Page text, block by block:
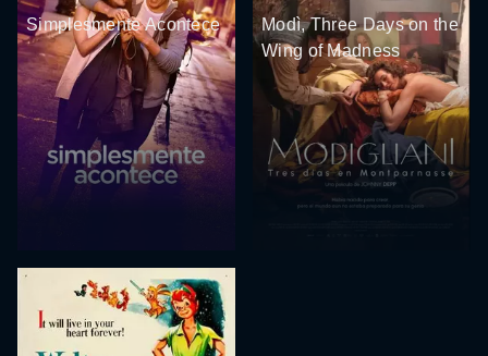
Simplesmente Acontece
Modì, Three Days on the
Wing of Madness